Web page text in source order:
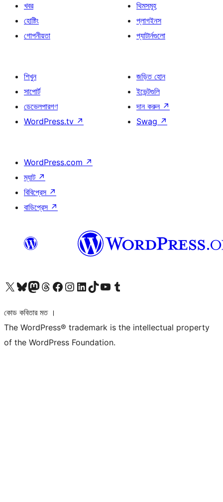
খবর
হোষ্টিং
গোপনীয়তা
থিমসমূহ
প্লাগইনস
প্যাটার্নগুলো
শিখুন
সাপোর্ট
ডেভেলপারগণ
WordPress.tv ↗
জড়িত হোন
ইভেন্টগুলি
দান করুন ↗
Swag ↗
WordPress.com ↗
ম্যাট ↗
বিবিপ্রেস ↗
বাডিপ্রেস ↗
আমাদের X (আগের টুইটার) অ্যাকাউন্টে যানআমাদের Bluesky অ্যাকাউন্টটি দেখুনআমাদের মাস্টোডন অ্যাকাউন্টটি দেখুনআমাদের থ্রেডস অ্যাকাউন্টটি দেখুনআমাদের ফেসবুক পেজ দেখুনআমাদের ইন্সটাগ্রাম অ্যাকাউন্ট দেখুনআমাদের লিঙ্কডইন অ্যাকাউন্টে যানআমাদের TikTok অ্যাকাউন্টটি দেখুনআমাদের ইউটিউব চ্যানেলে যান আমাদের টাম্বলার অ্যাকাউন্ট দেখুন
কোড কবিতার মত ।
The WordPress® trademark is the intellectual property
of the WordPress Foundation.